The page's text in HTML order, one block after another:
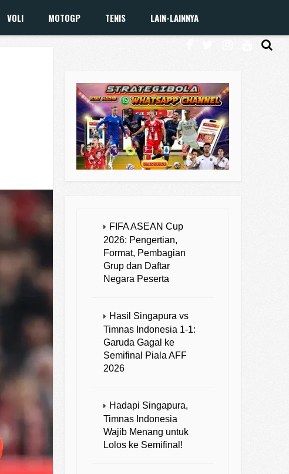
VOLI MOTOGP TENIS LAIN-LAINNYA
FIFA ASEAN Cup
2026: Pengertian,
Format, Pembagian
Grup dan Daftar
Negara Peserta
Hasil Singapura vs
Timnas Indonesia 1-1:
Garuda Gagal ke
Semifinal Piala AFF
2026
Hadapi Singapura,
Timnas Indonesia
Wajib Menang untuk
Lolos ke Semifinal!